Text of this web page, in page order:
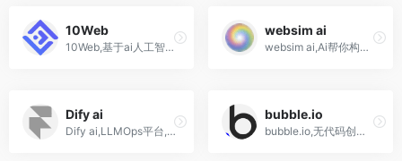
10Web
10Web,基于ai人工智能的WordPress建站工具,主机,ai助手
websim ai
websim ai,Ai帮你构建在线网页应用
Dify ai
Dify ai,LLMOps平台,提供AI 聊天机器人,代码转换器,SQL 生成器,新闻内容编写,创意脚本等
bubble.io
bubble.io,无代码创建自己的app的平台网站